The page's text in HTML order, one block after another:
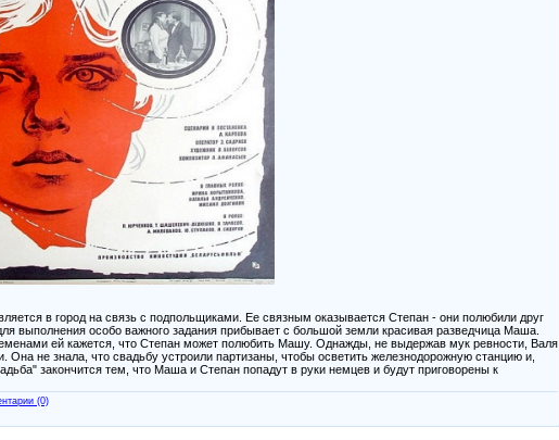
в город на связь с подпольщиками. Ее связным оказывается Степан - они полюбили друг
выполнения особо важного задания прибывает с большой земли красивая разведчица Маша.
ей кажется, что Степан может полюбить Машу. Однажды, не выдержав мук ревности, Валя
не знала, что свадьбу устроили партизаны, чтобы осветить железнодорожную станцию и,
закончится тем, что Маша и Степан попадут в руки немцев и будут приговорены к
(0)